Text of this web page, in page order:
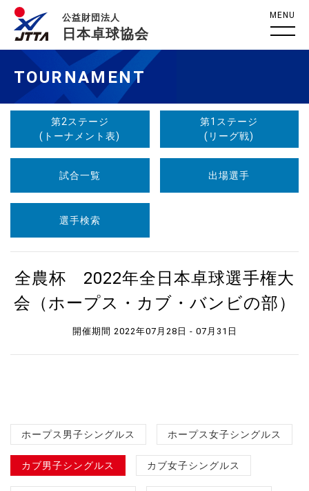
公益財団法人
日本卓球協会
MENU
TOURNAMENT
第2ステージ
(トーナメント表)
第1ステージ
(リーグ戦)
試合一覧 出場選手
選手検索
全農杯 2022年全日本卓球選手権大
会（ホープス・カブ・バンビの部）
開催期間 2022年07月28日 - 07月31日
ホープス男子シングルス ホープス女子シングルス
カブ男子シングルス カブ女子シングルス